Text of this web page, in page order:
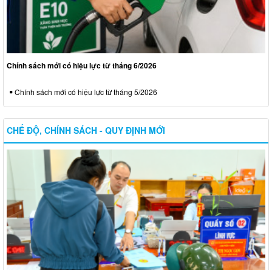
Chính sách mới có hiệu lực từ tháng 6/2026
Chính sách mới có hiệu lực từ tháng 5/2026
CHẾ ĐỘ, CHÍNH SÁCH - QUY ĐỊNH MỚI